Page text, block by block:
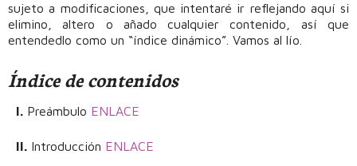
sujeto a modificaciones, que intentaré ir reflejando aquí si
elimino, altero o añado cualquier contenido, así que
entendedlo como un “índice dinámico”. Vamos al lío.
Índice de contenidos
I. Preámbulo ENLACE
II. Introducción ENLACE